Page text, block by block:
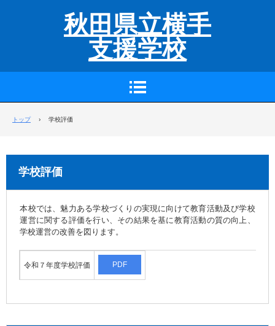
秋田県立横手
支援学校
トップ › 学校評価
学校評価
本校では、魅力ある学校づくりの実現に向けて教育活動及び学校
運営に関する評価を行い、その結果を基に教育活動の質の向上、
学校運営の改善を図ります。
令和７年度学校評価 PDF